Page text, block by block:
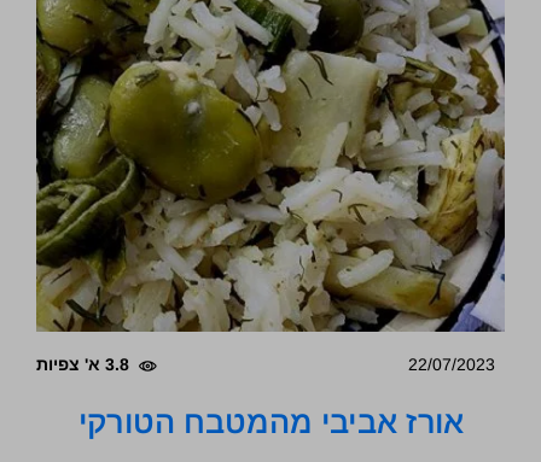
22/07/2023 3.8 א' צפיות
אורז אביבי מהמטבח הטורקי